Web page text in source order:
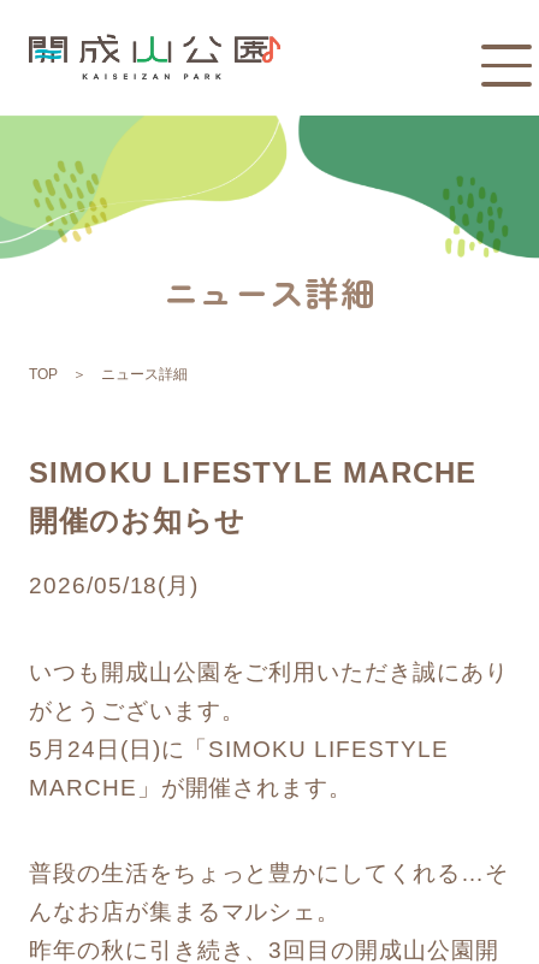
ニュース詳細
TOP ニュース詳細
SIMOKU LIFESTYLE MARCHE
開催のお知らせ
2026/05/18(月)
いつも開成山公園をご利用いただき誠にあり
がとうございます。
5月24日(日)に「SIMOKU LIFESTYLE
MARCHE」が開催されます。
普段の生活をちょっと豊かにしてくれる…そ
んなお店が集まるマルシェ。
昨年の秋に引き続き、3回目の開成山公園開